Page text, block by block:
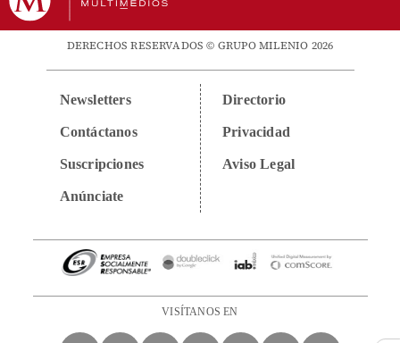
DERECHOS RESERVADOS © GRUPO MILENIO 2026
Newsletters
Contáctanos
Suscripciones
Anúnciate
Directorio
Privacidad
Aviso Legal
VISÍTANOS EN